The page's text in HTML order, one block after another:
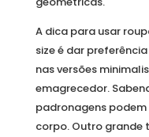
A dica para usar
size é dar
nas versões
emagrecedor.
padronagens
corpo. Outro grande